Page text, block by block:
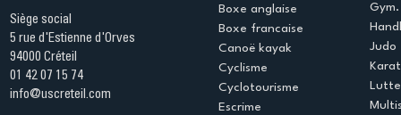
Siège social
5 rue d'Estienne d'Orves
94000 Créteil
01 42 07 15 74
info@uscreteil.com
Boxe anglaise
Boxe francaise
Canoë kayak
Cyclisme
Cyclotourisme
Escrime
Judo
Lutte